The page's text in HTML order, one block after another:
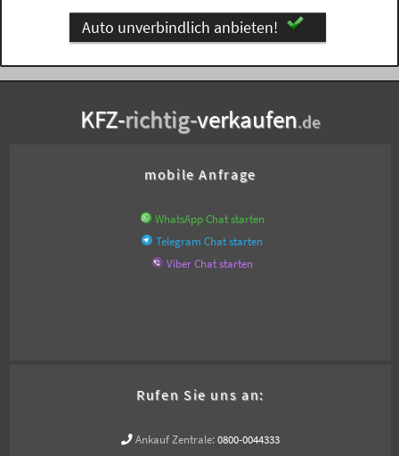
Auto unverbindlich anbieten!
KFZ-richtig-verkaufen.de
mobile Anfrage
WhatsApp Chat starten
Telegram Chat starten
Viber Chat starten
Rufen Sie uns an:
Ankauf Zentrale: 0800-0044333